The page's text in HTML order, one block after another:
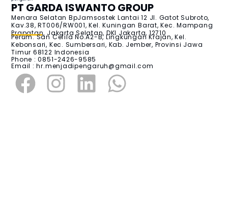
PT GARDA ISWANTO GROUP
Menara Selatan BpJamsostek Lantai 12 Jl. Gatot Subroto,
Kav.38, RT006/RW001, Kel. Kuningan Barat, Kec. Mampang
Prapatan, Jakarta Selatan, DKI Jakarta, 12710
Perum. San Cefila No.A2-B, Lingkungan Krajan, Kel.
Kebonsari, Kec. Sumbersari, Kab. Jember, Provinsi Jawa
Timur 68122 Indonesia
Phone : 0851-2426-9585
Email :hr.menjadipengaruh@gmail.com